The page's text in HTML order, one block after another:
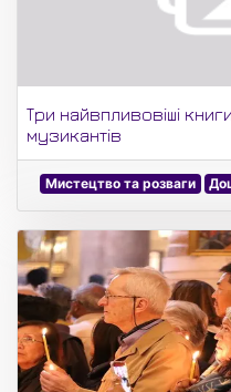
Три найвпливовіші
музикантів
Мистецтво та розваги